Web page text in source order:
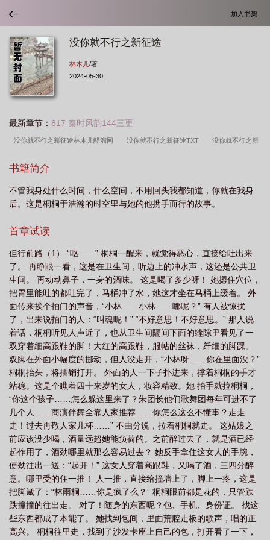
加入书架
没你就不行之新征途
林木儿/著
2024-05-30
最新章节： 817 秦时风韵144三更
没你就不行之新征途林木儿醋溜网 没你就不行之新征途TXT 没你就不行之新
不行之新征途林
党 没你就不行之新征途林雨桐的内容 没你就不行之新征途风华居 租客by
旧时叹 没你就不行之新征途林木儿笔趣阁 没你就不行之新征途笔趣阁
就不行之新征途晋江文学城
不行178 没你就不行之新征途晋江 没你就不行之新征途秋叶胜花无错版 没
你就不行之新征途txt 没你就不行之新征途林木儿红甘泉 没你就不行之新征途
明月 没你就不行之新征途笔下文学 没你就不行之新征途万里扶摇最新 没你
就不行之新征途林木儿百度 没你就不行之新征途 txt 没你就不行之新征途无错
章 没你就不行78 没你就不行之新征途花自向阳 没你就不行之新征途晋江
手机版 没你就不行163 没你就不行之新征途但行前路 没你就不行之新征途
txt笔趣阁 没你就不行116 没你就不行之新征途豪门风云 没你就不行之新征
途玫瑰 没你就不行之新征途林木儿免费阅读 没你就不行之新征途林木儿晋
江 没你就不行之新征途林木儿txt 没你就不行之新征途无防盗 没你就不行
之新征途 林木儿 没你就不行之新征途全文免费阅读 没你就不行122
书籍简介
不管我身处什么时间，什么空间，不用回头我都知道，你就在我身
后。这是桐桐于浩瀚的时空里与她的他携手而行的故事。
首章试读
但行前路（1） “呕——” 桐桐一醒来，就觉得恶心，直接给吐出来
了。 再睁眼一看，这是在卫生间，听边上的冲水声，这还是公共卫
生间。 再动动鼻子，一身的酒味。 这是喝了多少呀！ 她摁住穴位，
把胃里能吐的都吐完了，马桶冲了水，她这才坐在马桶上缓着。 外
面传来挨个拍门的声音，“小林——小林——哪呢？” 有人被惊扰
了，出来说拍门的人：“叫魂呢！” “不好意思！不好意思。” 那人说
着话，桐桐听见人声近了，也从卫生间隔间下面的缝隙里看见了一
双穿着细高跟鞋的脚！大红的高跟鞋，服帖的丝袜，纤细的脚踝。
双脚在外面小幅度的挪动，但人没走开，“小林呀……你在里面没？”
桐桐抬头，将插销打开。 外面的人一下子扑进来，撑着桐桐的手才
站稳。这是个瞧着四十来岁的女人，妆容精致。她 抬手就拉桐桐，
“你这个孩子……怎么躲这里来了？朱团长他们歌舞团每年可进不了
几个人……商演伴舞全靠人家推荐……你怎么这么不懂事？走走
走！过去再敬人家几杯……” 不由分说，拉着桐桐就走。 这姑娘之
前应该没少喝，酒量远超她能负荷的。之前醉过去了，就是酒已经
起作用了，酒劲哪里就那么容易过去？ 她反手拿住这女人的手腕，
使劲往出一送：“起开！” 这女人穿着高跟鞋，又喝了酒，三四分醉
意。哪里受的住一推！ 人一推，直接给撞墙上了，脚上一疼，这是
把脚崴了：“林雨桐……你是疯了么？” 桐桐眼前都是花的，只管跌
跌撞撞的往出走。 对了！随身的东西呢？包、手机、身份证。 找这
些东西都成了本能了。 她找到包间，里面荒腔走板的歌声，唱的正
高兴。 桐桐往里走，找到了沙发卡座上自己的包，打开看了一下，